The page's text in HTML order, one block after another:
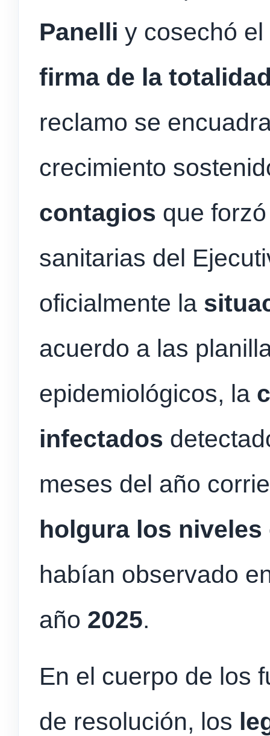
Panelli y cosechó el
firma de la
reclamo se
crecimiento
contagios que
sanitarias del
oficialmente la
acuerdo a las
epidemiológicos, la
infectados
meses del año
holgura los
habían observado
año 2025.
En el cuerpo de los
de resolución, los